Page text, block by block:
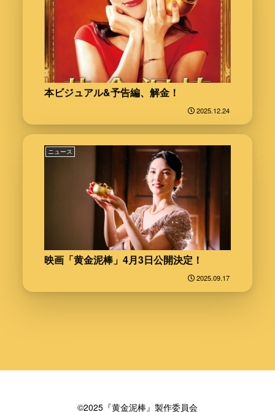
本ビジュアル&予告編、解金！
2025.12.24
ニュース
映画「黄金泥棒」4月3日公開決定！
2025.09.17
©2025『黄金泥棒』製作委員会